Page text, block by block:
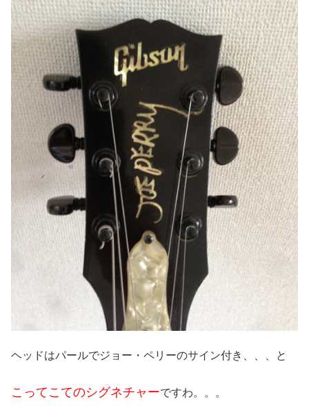
ヘッドはパールでジョー・ペリーのサイン付き、、、と
こってこてのシグネチャーですわ。。。